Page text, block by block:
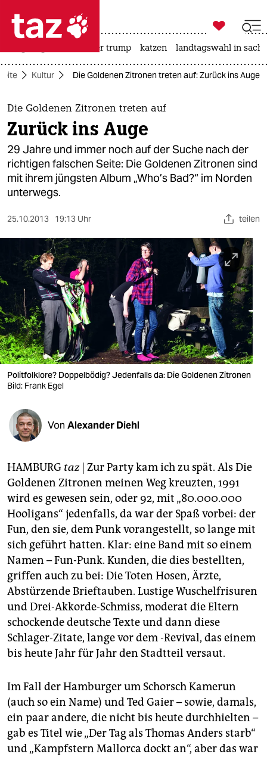
 taz zahl ich
taz zahl ich
themen
politik
öko
gesellschaft
kultur
sport
berlin
nord
wahrheit
verlag
verlag
shop
fragen & hilfe
unterstützen
abo
genossenschaft
epaper login

taz zahl ich
usa unter trump katzen landtagswahl in
Kultur Die Goldenen Zitronen treten auf: Zurück ins Auge
Die Goldenen Zitronen treten auf
Zurück ins Auge
29 Jahre und immer noch auf der Suche nach der
richtigen falschen Seite: Die Goldenen Zitronen sind
mit ihrem jüngsten Album „Who’s Bad?“ im Norden
unterwegs.
25.10.2013 19:13 Uhr teilen
Politfolklore? Doppelbödig? Jedenfalls da: Die Goldenen Zitronen
Bild: Frank Egel
Von Alexander Diehl
HAMBURG taz| Zur Party kam ich zu spät. Als Die
Goldenen Zitronen meinen Weg kreuzten, 1991
wird es gewesen sein, oder 92, mit „80.000.000
Hooligans“ jedenfalls, da war der Spaß vorbei: der
Fun, den sie, dem Punk vorangestellt, so lange mit
sich geführt hatten. Klar: eine Band mit so einem
Namen – Fun-Punk. Kunden, die dies bestellten,
griffen auch zu bei: Die Toten Hosen, Ärzte,
Abstürzende Brieftauben. Lustige Wuschelfrisuren
und Drei-Akkorde-Schmiss, moderat die Eltern
schockende deutsche Texte und dann diese
Schlager-Zitate, lange vor dem -Revival, das einem
bis heute Jahr für Jahr den Stadtteil versaut.
Im Fall der Hamburger um Schorsch Kamerun
(auch so ein Name) und Ted Gaier – sowie, damals,
ein paar andere, die nicht bis heute durchhielten –
gab es Titel wie „Der Tag als Thomas Anders starb“
und „Kampfstern Mallorca dockt an“, aber das war